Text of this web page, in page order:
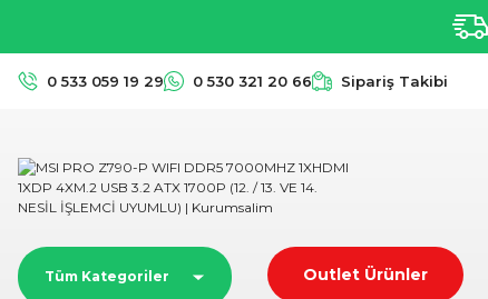
0 533 059 19 29 0 530 321 20 66 Sipariş Takibi
Tüm Kategoriler Outlet Ürünler